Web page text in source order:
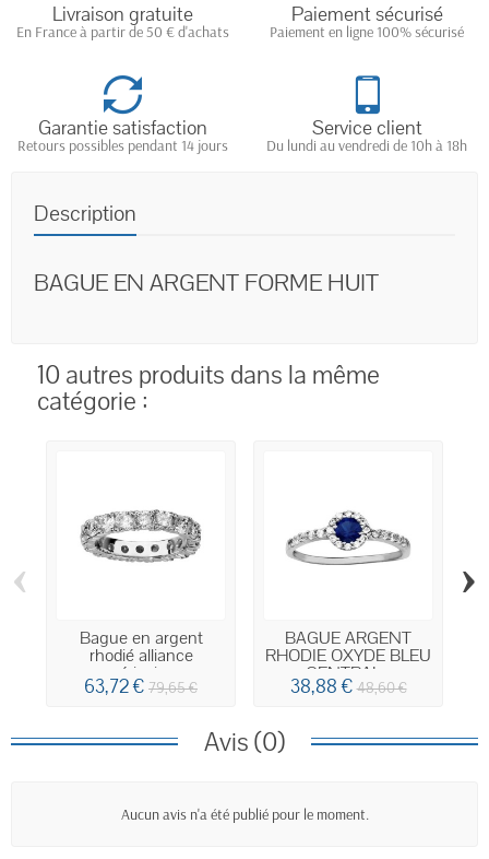
Livraison gratuite
En France à partir de 50 € d'achats
Paiement sécurisé
Paiement en ligne 100% sécurisé
Garantie satisfaction
Retours possibles pendant 14 jours
Service client
Du lundi au vendredi de 10h à 18h
Description
BAGUE EN ARGENT FORME HUIT
10 autres produits dans la même
catégorie :
Bague en argent
rhodié alliance
américaine...
63,72 € 79,65 €
BAGUE ARGENT
RHODIE OXYDE BLEU
CENTRAL...
38,88 €48,60 €
‹ ›
Avis (0)
Aucun avis n'a été publié pour le moment.